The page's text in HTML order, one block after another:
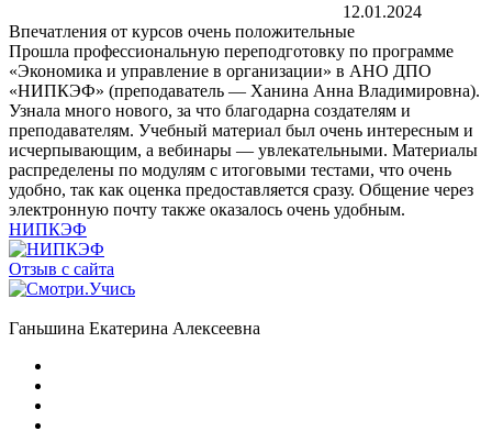
12.01.2024
Впечатления от курсов очень положительные
Прошла профессиональную переподготовку по программе
«Экономика и управление в организации» в АНО ДПО
«НИПКЭФ» (преподаватель — Ханина Анна Владимировна).
Узнала много нового, за что благодарна создателям и
преподавателям. Учебный материал был очень интересным и
исчерпывающим, а вебинары — увлекательными. Материалы
распределены по модулям с итоговыми тестами, что очень
удобно, так как оценка предоставляется сразу. Общение через
электронную почту также оказалось очень удобным.
НИПКЭФ
Отзыв с сайта
Ганьшина Екатерина Алексеевна